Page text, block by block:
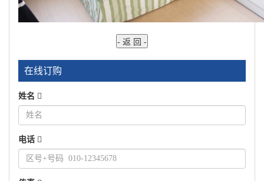
在线订购
姓名
电话